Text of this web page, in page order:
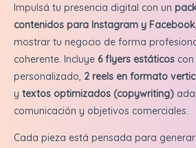
$300,000.
Impulsá tu presencia digital con un
contenidos para Instagram y Facebook
mostrar tu negocio de forma
coherente. Incluye 6 flyers estáticos
personalizado, 2 reels en formato
y textos optimizados (copywriting)
comunicación y objetivos comerciales.
Cada pieza está pensada para generar